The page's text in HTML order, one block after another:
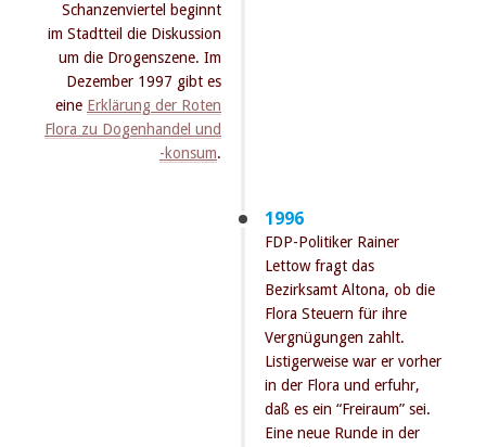
Schanzenviertel beginnt
im Stadtteil die Diskussion
um die Drogenszene. Im
Dezember 1997 gibt es
eine Erklärung der Roten
Flora zu Dogenhandel und
-konsum.
1996
FDP-Politiker Rainer
Lettow fragt das
Bezirksamt Altona, ob die
Flora Steuern für ihre
Vergnügungen zahlt.
Listigerweise war er vorher
in der Flora und erfuhr,
daß es ein “Freiraum” sei.
Eine neue Runde in der